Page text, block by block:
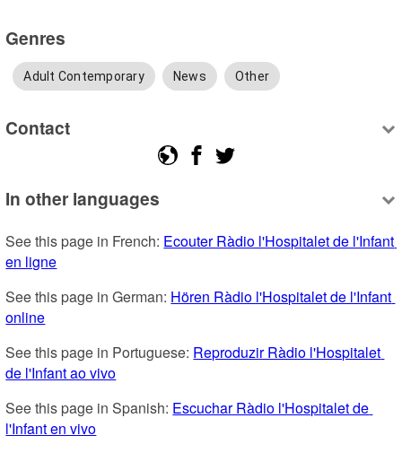
Genres
Adult Contemporary News Other
Contact
In other languages
See this page in French: Ecouter Ràdio l'Hospitalet de l'Infant
en ligne
See this page in German: Hören Ràdio l'Hospitalet de l'Infant
online
See this page in Portuguese: Reproduzir Ràdio l'Hospitalet
de l'Infant ao vivo
See this page in Spanish: Escuchar Ràdio l'Hospitalet de
l'Infant en vivo